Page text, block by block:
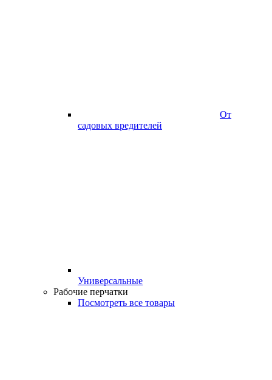
От
садовых вредителей
Универсальные
Рабочие перчатки
Посмотреть все товары